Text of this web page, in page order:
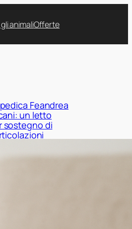
animaliOfferte
Feandrea
un letto
sostegno di